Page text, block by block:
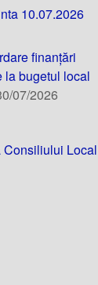
10.07.2026
finanțări
la bugetul local
07/2026
Consiliului Local